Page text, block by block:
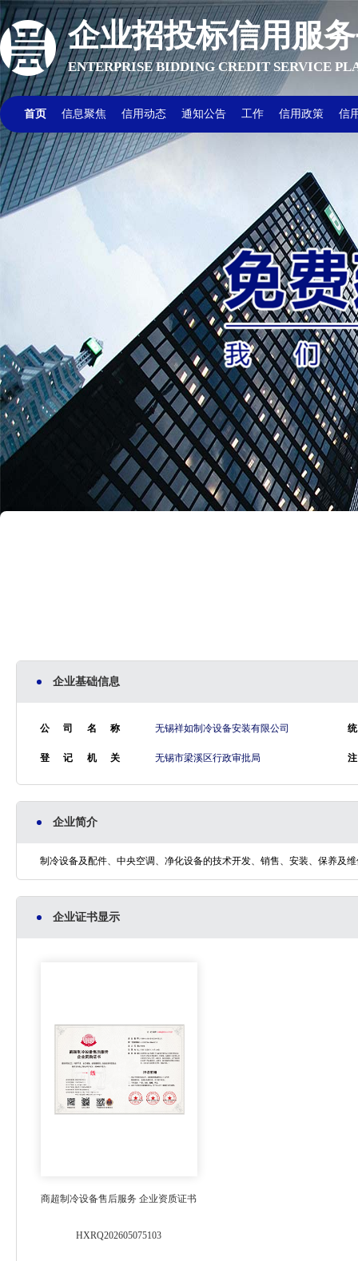
企业招投标信用服
ENTERPRISE BIDDING CREDIT SERVICE
首页 信息聚焦 信用动态 通知公告 工作 信用政策 信
企业基础信息
公司名称 无锡祥如制冷设备安装有限公司
登记机关 无锡市梁溪区行政审批局
企业简介
制冷设备及配件、中央空调、净化设备的技术开发、销售、安装、保养及
企业证书显示
商超制冷设备售后服务 企业资质证书
HXRQ202605075103